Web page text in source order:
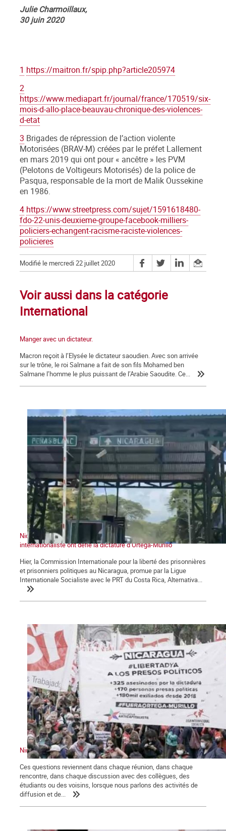
Julie Charmoillaux,
30 juin 2020
1 https://maitron.fr/spip.php?article205974
2
https://www.mediapart.fr/journal/france/170519/six-
mois-d-allo-place-beauvau-chronique-des-violences-
d-etat
3 Brigades de répression de l’action violente
Motorisées (BRAV-M) créées par le préfet Lallement
en mars 2019 qui ont pour « ancêtre » les PVM
(Pelotons de Voltigeurs Motorisés) de la police de
Pasqua, responsable de la mort de Malik Oussekine
en 1986.
4 https://www.streetpress.com/sujet/1591618480-
fdo-22-unis-deuxieme-groupe-facebook-milliers-
policiers-echangent-racisme-raciste-violences-
policieres
Modifié le mercredi 22 juillet 2020
Voir aussi dans la catégorie
International
Manger avec un dictateur.
Macron reçoit à l’Elysée le dictateur saoudien. Avec son arrivée
sur le trône, le roi Salmane a fait de son fils Mohamed ben
Salmane l’homme le plus puissant de l’Arabie Saoudite. Ce...
Nicaragua : la Caravane historique et la Commission
internationaliste ont défié la dictature d’Ortega-Murillo
Hier, la Commission Internationale pour la liberté des prisonnières
et prisonniers politiques au Nicaragua, promue par la Ligue
Internationale Socialiste avec le PRT du Costa Rica, Alternativa...
Nicaragua : ce que c’était, ce que cela pourrait être, ce que c’est
Ces questions reviennent dans chaque réunion, dans chaque
rencontre, dans chaque discussion avec des collègues, des
étudiants ou des voisins, lorsque nous parlons des activités de
diffusion et de...